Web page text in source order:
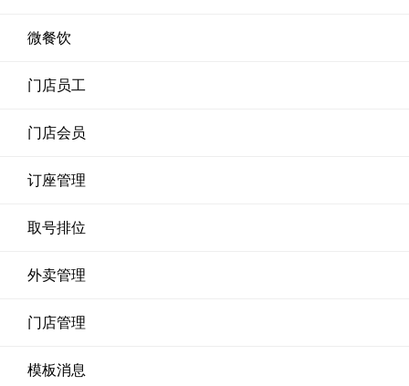
微餐饮
门店员工
门店会员
订座管理
取号排位
外卖管理
门店管理
模板消息